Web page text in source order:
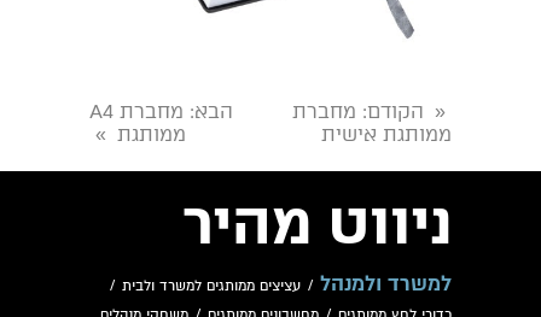
« הקודם: מחברת
ממותגת אישית
הבא
: מחברת A4
ממותגת »
ניווט מהיר
למשרד ולמנהל / עציצים ממותגים למשרד ולבית /